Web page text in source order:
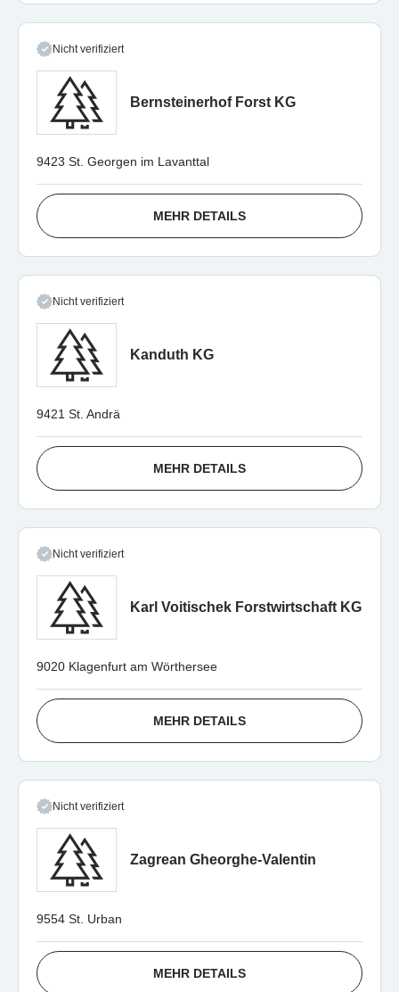
Nicht verifiziert
Bernsteinerhof Forst KG
9423 St. Georgen im Lavanttal
MEHR DETAILS
Nicht verifiziert
Kanduth KG
9421 St. Andrä
MEHR DETAILS
Nicht verifiziert
Karl Voitischek Forstwirtschaft KG
9020 Klagenfurt am Wörthersee
MEHR DETAILS
Nicht verifiziert
Zagrean Gheorghe-Valentin
9554 St. Urban
MEHR DETAILS